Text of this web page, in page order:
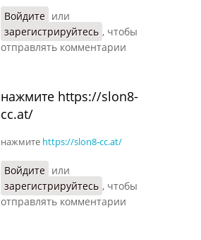
Войдите или
зарегистрируйтесь , чтобы
отправлять комментарии
нажмите https://slon8-
cc.at/
нажмите https://slon8-cc.at/
Войдите или
зарегистрируйтесь , чтобы
отправлять комментарии